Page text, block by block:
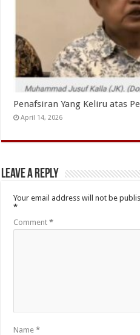
Penafsiran Yang Keliru atas
April 14, 2026
Leave a Reply
Your email address will not be
*
Comment*
Name*